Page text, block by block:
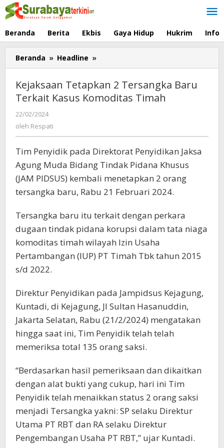
Lewati
ke
Beranda Berita Ekbis Gaya Hidup Hukrim Info
Beranda » Headline »
Tetapkan
Tersangka
Baru
Kejaksaan Tetapkan 2 Tersangka Baru
Terkait Kasus Komoditas Timah
22/02/2024
oleh Respati
Tim Penyidik pada Direktorat Penyidikan Jaksa
Agung Muda Bidang Tindak Pidana Khusus
(JAM PIDSUS) kembali menetapkan 2 orang
tersangka baru, Rabu 21 Februari 2024.
Tersangka baru itu terkait dengan perkara
dugaan tindak pidana korupsi dalam tata niaga
komoditas timah wilayah Izin Usaha
Pertambangan (IUP) PT Timah Tbk tahun 2015
s/d 2022.
Direktur Penyidikan pada Jampidsus Kejagung,
Kuntadi, di Kejagung, Jl Sultan Hasanuddin,
Jakarta Selatan, Rabu (21/2/2024) mengatakan
hingga saat ini, Tim Penyidik telah telah
memeriksa total 135 orang saksi.
“Berdasarkan hasil pemeriksaan dan dikaitkan
dengan alat bukti yang cukup, hari ini Tim
Penyidik telah menaikkan status 2 orang saksi
menjadi Tersangka yakni: SP selaku Direktur
Utama PT RBT dan RA selaku Direktur
Pengembangan Usaha PT RBT,” ujar Kuntadi.